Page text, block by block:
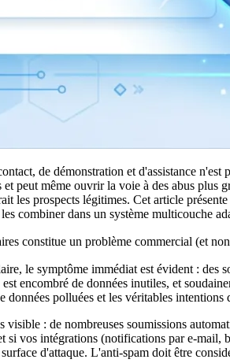
de démonstration et d'assistance
peut même ouvrir la voie à des abus plus
les prospects légitimes. Cet article
combiner dans un système multicouche
constitue un problème commercial (et
le symptôme immédiat est évident : des
encombré de données inutiles, et
données polluées et les véritables intentions
: de nombreuses soumissions
si vos intégrations (notifications par e-
d'attaque. L'anti-spam doit être